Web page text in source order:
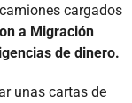
cargados
a Migración
de dinero.
unas cartas de